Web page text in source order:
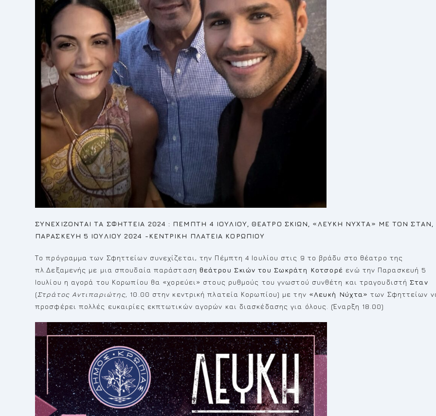
ΣΥΝΕΧΙΖΟΝΤΑΙ ΤΑ ΣΦΗΤΤΕΙΑ 2024 : ΠΕΜΠΤΗ 4 ΙΟΥΛΙΟΥ, ΘΕΑΤΡΟ ΣΚΙΩΝ, «ΛΕΥΚΗ ΝΥΧΤΑ» ΜΕ ΤΟΝ ΣΤΑΝ,
ΠΑΡΑΣΚΕΥΗ 5 ΙΟΥΛΙΟΥ 2024 -ΚΕΝΤΡΙΚΗ ΠΛΑΤΕΙΑ ΚΟΡΩΠΙΟΥ
Το πρόγραμμα των Σφηττείων συνεχίζεται, την Πέμπτη 4 Ιουλίου στις 9 το βράδυ στο θέατρο της
πλ.Δεξαμενής με μια σπουδαία παράσταση θεάτρου Σκιών του Σωκράτη Κοτσορέ ενώ την Παρασκευή 5
Ιουλίου η αγορά του Κορωπίου θα «χορεύει» στους ρυθμούς του γνωστού συνθέτη και τραγουδιστήΣταν
(Στράτος Αντιπαριώτης, 10.00 στην κεντρική πλατεία Κορωπίου) με την «Λευκή Νύχτα» των Σφηττείων
προσφέρει πολλές ευκαιρίες εκπτωτικών αγορών και διασκέδασης για όλους. (Έναρξη 18.00)